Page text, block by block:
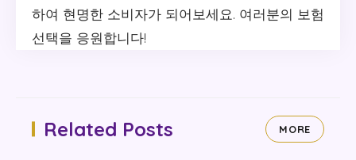
하여 현명한 소비자가 되어보세요. 여러분의 보험
선택을 응원합니다!
Related Posts MORE